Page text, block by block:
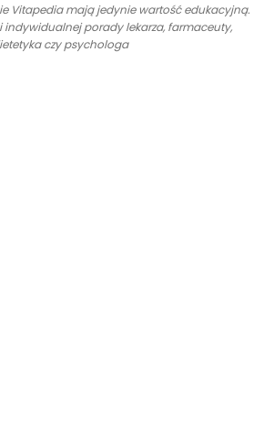
Vitapedia mają jedynie wartość edukacyjną.
indywidualnej porady lekarza, farmaceuty,
czy psychologa